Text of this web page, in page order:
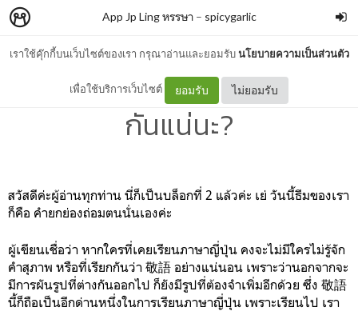
เราใช้คุ๊กกี้บนเว็บไซต์ของเรา กรุณาอ่านและยอมรับนโยบายความเป็นส่วนตัว
เพื่อใช้บริการเว็บไซต์ ยอมรับ ไม่ยอมรับ
App Jp Ling หรรษา– spicygarlic
02. 尊敬語 謙譲語 ใช้ยังไง
กันแน่นะ?
สวัสดีค่ะผู้อ่านทุกท่าน นี่ก็เป็นบล็อกที่ 2 แล้วค่ะ เย่ วันนี้ธีมของเรา
ก็คือ คำยกย่องถ่อมตนนั่นเองค่ะ
ผู้เขียนเชื่อว่า หากใครที่เคยเรียนภาษาญี่ปุ่น คงจะไม่มีใครไม่รู้จัก
คำสุภาพ หรือที่เรียกกันว่า 敬語 อย่างแน่นอน เพราะว่านอกจากจะ
มีการผันรูปที่ต่างกันออกไป ก็ยังมีรูปที่ต้องจำเพิ่มอีกด้วย ซึ่ง 敬語
นี้ก็ถือเป็นอีกด่านหนึ่งในการเรียนภาษาญี่ปุ่น เพราะเรียนไป เรา